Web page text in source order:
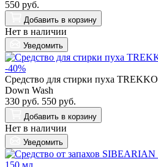
550 руб.
Добавить в корзину
Нет в наличии
Уведомить
-40%
Средство для стирки пуха TREKKO
Down Wash
330 руб. 550 руб.
Добавить в корзину
Нет в наличии
Уведомить